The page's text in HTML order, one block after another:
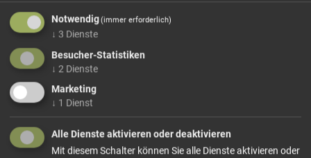
Gerichte.
Mit brauner Butter und Parmesan, mit...
mehr Infos +
Größe: 330 g Preis: 3,95 €
Notwendig(immer erforderlich)
↓ 3 Dienste
Besucher-Statistiken
↓ 2 Dienste
Marketing
↓ 1 Dienst
Alle Dienste aktivieren oder deaktivieren
Mit diesem Schalter können Sie alle Dienste aktivieren oder